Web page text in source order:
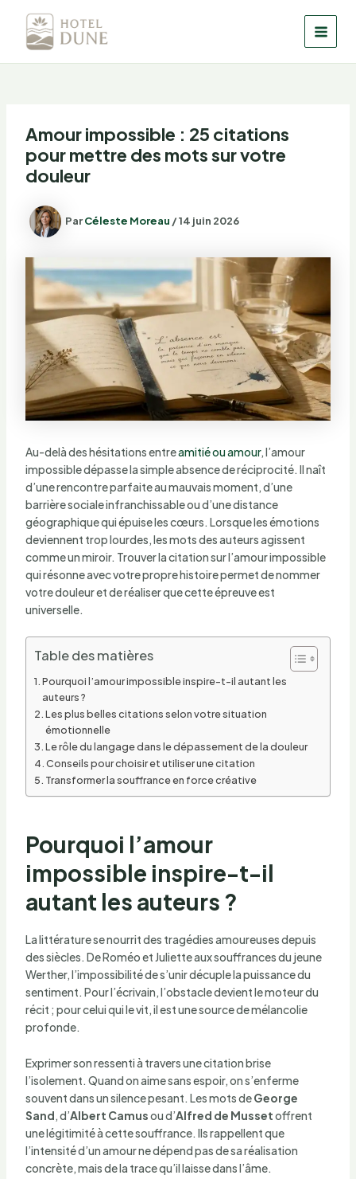
contenu
Amour impossible : 25 citations
pour mettre des mots sur votre
douleur
ParCéleste Moreau /14 juin 2026
Au-delà des hésitations entreamitié ou amour, l’amour
impossible dépasse la simple absence de réciprocité. Il naît
d’une rencontre parfaite au mauvais moment, d’une
barrière sociale infranchissable ou d’une distance
géographique qui épuise les cœurs. Lorsque les émotions
deviennent trop lourdes, les mots des auteurs agissent
comme un miroir. Trouver la citation sur l’amour impossible
qui résonne avec votre propre histoire permet de nommer
votre douleur et de réaliser que cette épreuve est
universelle.
Table des matières
Pourquoi l’amour impossible inspire-t-il autant les
auteurs ?
Les plus belles citations selon votre situation
émotionnelle
Le rôle du langage dans le dépassement de la douleur
Conseils pour choisir et utiliser une citation
Transformer la souffrance en force créative
Pourquoi l’amour
impossible inspire-t-il
autant les auteurs ?
La littérature se nourrit des tragédies amoureuses depuis
des siècles. De Roméo et Juliette aux souffrances du jeune
Werther, l’impossibilité de s’unir décuple la puissance du
sentiment. Pour l’écrivain, l’obstacle devient le moteur du
récit ; pour celui qui le vit, il est une source de mélancolie
profonde.
Exprimer son ressenti à travers une citation brise
l’isolement. Quand on aime sans espoir, on s’enferme
souvent dans un silence pesant. Les mots deGeorge
Sand, d’Albert Camusou d’Alfred de Mussetoffrent
une légitimité à cette souffrance. Ils rappellent que
l’intensité d’un amour ne dépend pas de sa réalisation
concrète, mais de la trace qu’il laisse dans l’âme.